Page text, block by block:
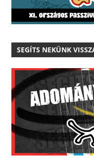
SEGÍTS NEKÜNK